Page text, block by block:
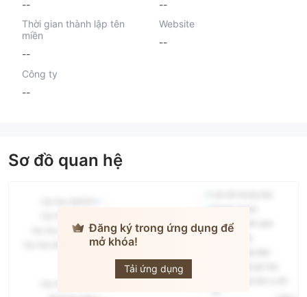
--
--
Thời gian thành lập tên
miền
--
Website
--
Công ty
--
Sơ đồ quan hệ
Đăng ký trong ứng dụng để
mở khóa!
Tải ứng dụng
VOYAGE
GROUP